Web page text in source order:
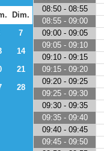
Dim.
7
14
21
28
08:50 - 08:55
08:55 - 09:00
09:00 - 09:05
09:05 - 09:10
09:10 - 09:15
09:15 - 09:20
09:20 - 09:25
09:25 - 09:30
09:30 - 09:35
09:35 - 09:40
09:40 - 09:45
09:45 - 09:50